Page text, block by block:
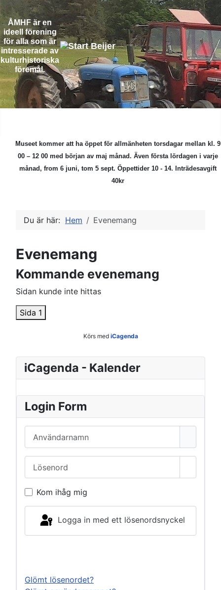
ÅMHF är en
ideell förening
för alla som är
intresserade av
kulturhistoriska
föremål.
Museet kommer att ha öppet för allmänheten torsdagar mellan kl. 9
00 – 12 00 med början av maj månad. Även första lördagen i varje
månad, from 6 juni, tom 5 sept. Öppettider 10 - 14. Inträdesavgift
40kr
Du är här: Hem Evenemang
Evenemang
Kommande evenemang
Sidan kunde inte hittas
Sida 1
Körs med iCagenda
iCagenda - Kalender
Login Form
Kom ihåg mig
Logga in med ett lösenordsnyckel
Glömt lösenordet?